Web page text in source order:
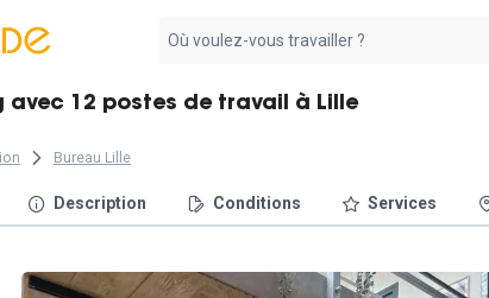
résultat
avec 12 postes de travail à Lille
Bureau Lille
Description Conditions Services